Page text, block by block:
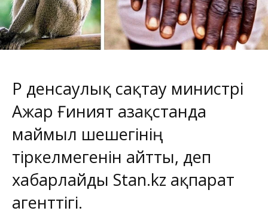
ҚР денсаулық сақтау министрі
Ажар Ғиният Қазақстанда
маймыл шешегінің
тіркелмегенін айтты, деп
хабарлайды Stan.kz ақпарат
агенттігі.